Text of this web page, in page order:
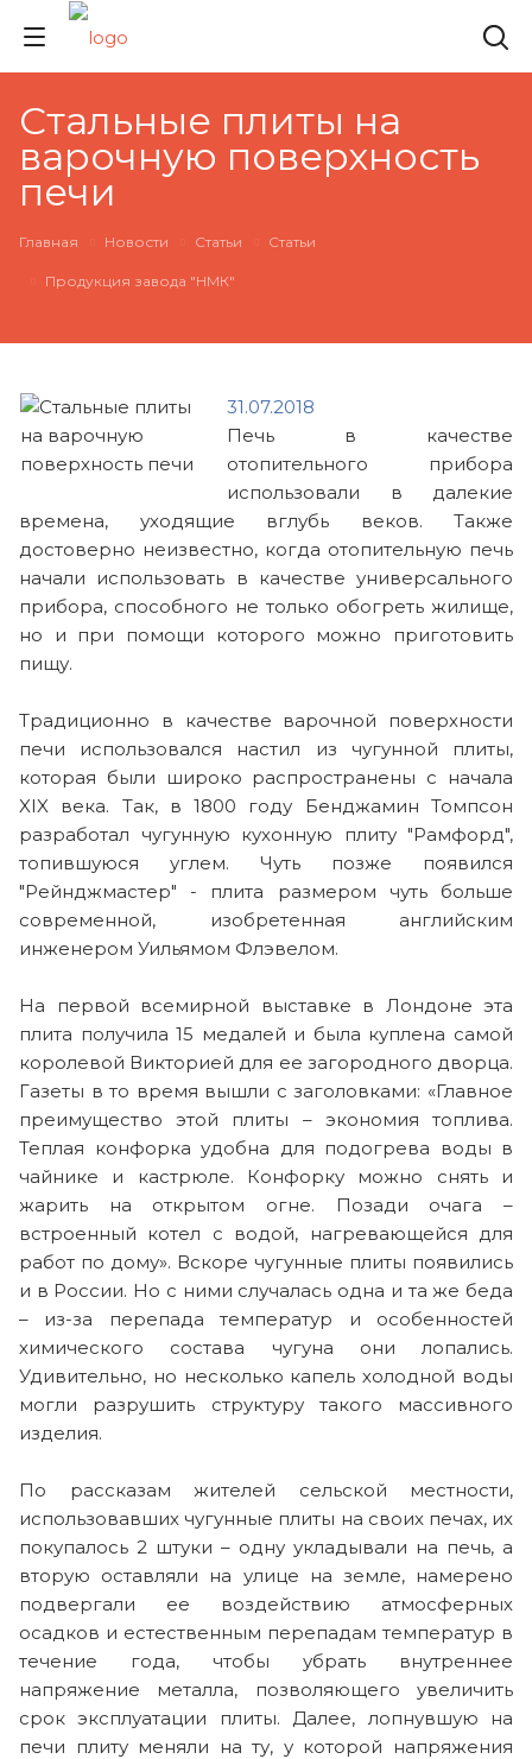
Стальные плиты на
варочную поверхность
печи
Главная Новости Статьи Статьи
Продукция завода "НМК"
31.07.2018
Печь в качестве
отопительного прибора
использовали в далекие
времена, уходящие вглубь веков. Также
достоверно неизвестно, когда отопительную печь
начали использовать в качестве универсального
прибора, способного не только обогреть жилище,
но и при помощи которого можно приготовить
пищу.
Традиционно в качестве варочной поверхности
печи использовался настил из чугунной плиты,
которая были широко распространены с начала
XIX века. Так, в 1800 году Бенджамин Томпсон
разработал чугунную кухонную плиту "Рамфорд",
топившуюся углем. Чуть позже появился
"Рейнджмастер" - плита размером чуть больше
современной, изобретенная английским
инженером Уильямом Флэвелом.
На первой всемирной выставке в Лондоне эта
плита получила 15 медалей и была куплена самой
королевой Викторией для ее загородного дворца.
Газеты в то время вышли с заголовками: «Главное
преимущество этой плиты – экономия топлива.
Теплая конфорка удобна для подогрева воды в
чайнике и кастрюле. Конфорку можно снять и
жарить на открытом огне. Позади очага –
встроенный котел с водой, нагревающейся для
работ по дому». Вскоре чугунные плиты появились
и в России. Но с ними случалась одна и та же беда
– из-за перепада температур и особенностей
химического состава чугуна они лопались.
Удивительно, но несколько капель холодной воды
могли разрушить структуру такого массивного
изделия.
По рассказам жителей сельской местности,
использовавших чугунные плиты на своих печах, их
покупалось 2 штуки – одну укладывали на печь, а
вторую оставляли на улице на земле, намерено
подвергали ее воздействию атмосферных
осадков и естественным перепадам температур в
течение года, чтобы убрать внутреннее
напряжение металла, позволяющего увеличить
срок эксплуатации плиты. Далее, лопнувшую на
печи плиту меняли на ту, у которой напряжения